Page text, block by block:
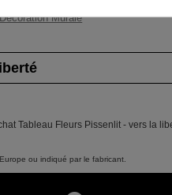
Décoration Murale
Tableau Fleurs Pissenlit - vers la
ou indiqué par le fabricant.